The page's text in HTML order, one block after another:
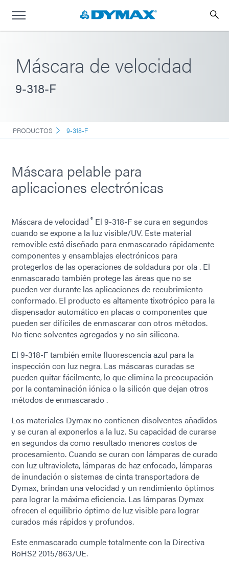
Máscara de velocidad
9-318-F
PRODUCTOS 9-318-F
Máscara pelable para
aplicaciones electrónicas
Máscara de velocidad ® El 9-318-F se cura en segundos
cuando se expone a la luz visible/UV. Este material
removible está diseñado para enmascarado rápidamente
componentes y ensamblajes electrónicos para
protegerlos de las operaciones de soldadura por ola . El
enmascarado también protege las áreas que no se
pueden ver durante las aplicaciones de recubrimiento
conformado. El producto es altamente tixotrópico para la
dispensador automático en placas o componentes que
pueden ser difíciles de enmascarar con otros métodos.
No tiene solventes agregados y no sin silicona.
El 9-318-F también emite fluorescencia azul para la
inspección con luz negra. Las máscaras curadas se
pueden quitar fácilmente, lo que elimina la preocupación
por la contaminación iónica o la silicón que dejan otros
métodos de enmascarado .
Los materiales Dymax no contienen disolventes añadidos
y se curan al exponerlos a la luz. Su capacidad de curarse
en segundos da como resultado menores costos de
procesamiento. Cuando se curan con lámparas de curado
con luz ultravioleta, lámparas de haz enfocado, lámparas
de inundación o sistemas de cinta transportadora de
Dymax, brindan una velocidad y un rendimiento óptimos
para lograr la máxima eficiencia. Las lámparas Dymax
ofrecen el equilibrio óptimo de luz visible para lograr
curados más rápidos y profundos.
Este enmascarado cumple totalmente con la Directiva
RoHS2 2015/863/UE.